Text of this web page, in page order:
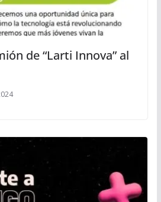
de “Larti Innova” al